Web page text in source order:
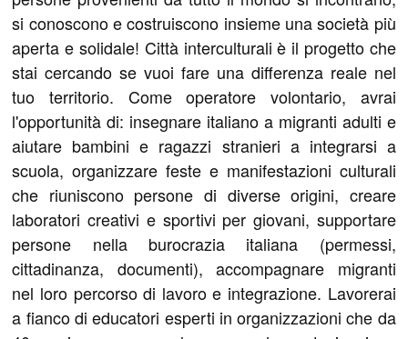
si conoscono e costruiscono insieme una società più
aperta e solidale! Città interculturali è il progetto che
stai cercando se vuoi fare una differenza reale nel
tuo territorio. Come operatore volontario, avrai
l'opportunità di: insegnare italiano a migranti adulti e
aiutare bambini e ragazzi stranieri a integrarsi a
scuola, organizzare feste e manifestazioni culturali
che riuniscono persone di diverse origini, creare
laboratori creativi e sportivi per giovani, supportare
persone nella burocrazia italiana (permessi,
cittadinanza, documenti), accompagnare migranti
nel loro percorso di lavoro e integrazione. Lavorerai
a fianco di educatori esperti in organizzazioni che da